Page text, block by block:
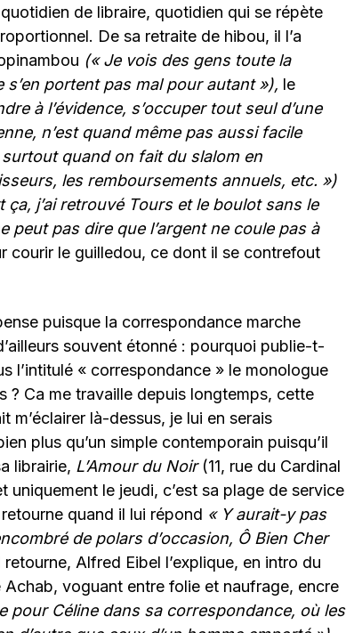
de libraire, quotidien qui se répète
De sa retraite de hibou, il l’a
(« Je vois des gens toute la
portent pas mal pour autant »), le
à l’évidence, s’occuper tout seul d’une
n’est quand même pas aussi facile
quand on fait du slalom en
les remboursements annuels, etc. »)
ça, j’ai retrouvé Tours et le boulot sans le
peut pas dire que l’argent ne coule pas à
courir le guilledou, ce dont il se contrefout
puisque la correspondance marche
souvent étonné : pourquoi publie-t-
l’intitulé « correspondance » le monologue
? Ca me travaille depuis longtemps, cette
m’éclairer là-dessus, je lui en serais
plus qu’un simple contemporain puisqu’il
librairie, L’Amour du Noir(11, rue du Cardinal
uniquement le jeudi, c’est sa plage de service
quand il lui répond « Y aurait-y pas
de polars d’occasion, Ô Bien Cher
Alfred Eibel l’explique, en intro du
voguant entre folie et naufrage, encre
pour Céline dans sa correspondance, où les